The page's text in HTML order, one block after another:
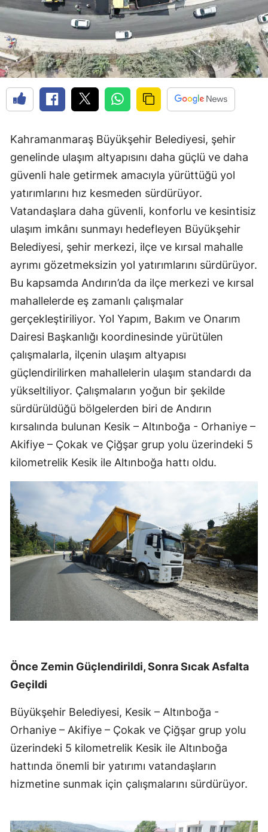
Kahramanmaraş Büyükşehir Belediyesi, şehir
genelinde ulaşım altyapısını daha güçlü ve daha
güvenli hale getirmek amacıyla yürüttüğü yol
yatırımlarını hız kesmeden sürdürüyor.
Vatandaşlara daha güvenli, konforlu ve kesintisiz
ulaşım imkânı sunmayı hedefleyen Büyükşehir
Belediyesi, şehir merkezi, ilçe ve kırsal mahalle
ayrımı gözetmeksizin yol yatırımlarını sürdürüyor.
Bu kapsamda Andırın’da da ilçe merkezi ve kırsal
mahallelerde eş zamanlı çalışmalar
gerçekleştiriliyor. Yol Yapım, Bakım ve Onarım
Dairesi Başkanlığı koordinesinde yürütülen
çalışmalarla, ilçenin ulaşım altyapısı
güçlendirilirken mahallelerin ulaşım standardı da
yükseltiliyor. Çalışmaların yoğun bir şekilde
sürdürüldüğü bölgelerden biri de Andırın
kırsalında bulunan Kesik – Altınboğa - Orhaniye –
Akifiye – Çokak ve Çiğşar grup yolu üzerindeki 5
kilometrelik Kesik ile Altınboğa hattı oldu.
Önce Zemin Güçlendirildi, Sonra Sıcak Asfalta
Geçildi
Büyükşehir Belediyesi, Kesik – Altınboğa -
Orhaniye – Akifiye – Çokak ve Çiğşar grup yolu
üzerindeki 5 kilometrelik Kesik ile Altınboğa
hattında önemli bir yatırımı vatandaşların
hizmetine sunmak için çalışmalarını sürdürüyor.